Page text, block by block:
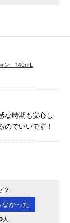
ン 140mL
な時期も安心し
のでいいです！
？
かった
人